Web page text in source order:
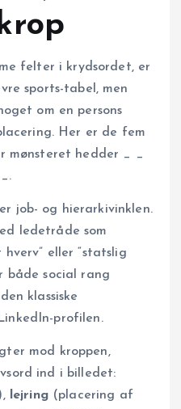
felter i krydsordet, er
sports-tabel, men
om en persons
Her er de fem
mønsteret hedder _ _
job- og hierarkivinklen.
ledetråde som
eller “statslig
både social rang
klassiske
profilen.
mod kroppen,
ind i billedet:
lejring(placering af